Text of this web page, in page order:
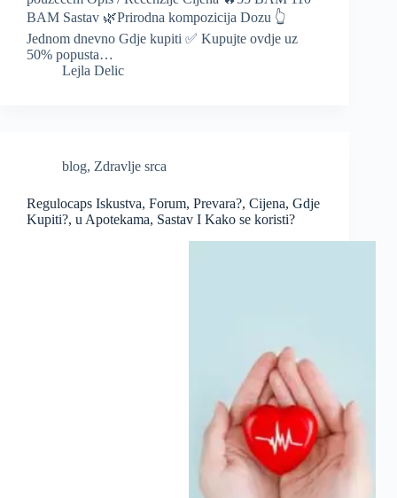
BAM Sastav 🌿Prirodna kompozicija Dozu 👆
Jednom dnevno Gdje kupiti ✅ Kupujte ovdje uz
50% popusta…
Lejla Delic
blog, Zdravlje srca
Regulocaps Iskustva, Forum, Prevara?, Cijena, Gdje
Kupiti?, u Apotekama, Sastav I Kako se koristi?